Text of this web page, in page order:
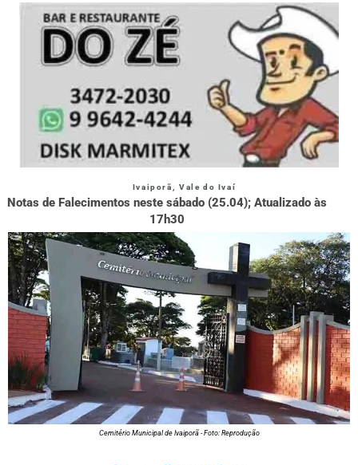
Ivaiporã Vale do Ivaí
Notas de Falecimentos neste sábado (25.04); Atualizado às
17h30
Cemitério Municipal de Ivaiporã - Foto: Reprodução